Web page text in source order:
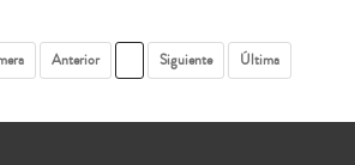
Anterior Siguiente Última